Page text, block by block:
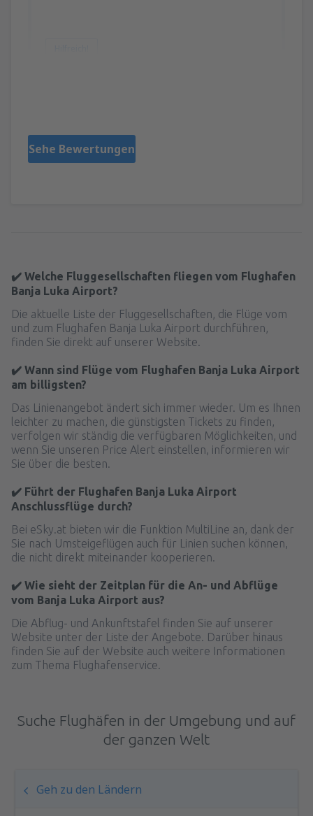
Sehe Bewertungen
✔️ Welche Fluggesellschaften fliegen vom Flughafen
Banja Luka Airport?
Die aktuelle Liste der Fluggesellschaften, die Flüge vom
und zum Flughafen Banja Luka Airport durchführen,
finden Sie direkt auf unserer Website.
✔️ Wann sind Flüge vom Flughafen Banja Luka Airport
am billigsten?
Das Linienangebot ändert sich immer wieder. Um es Ihnen
leichter zu machen, die günstigsten Tickets zu finden,
verfolgen wir ständig die verfügbaren Möglichkeiten, und
wenn Sie unseren Price Alert einstellen, informieren wir
Sie über die besten.
✔️ Führt der Flughafen Banja Luka Airport
Anschlussflüge durch?
Bei eSky.at bieten wir die Funktion MultiLine an, dank der
Sie nach Umsteigeflügen auch für Linien suchen können,
die nicht direkt miteinander kooperieren.
✔️ Wie sieht der Zeitplan für die An- und Abflüge
vom Banja Luka Airport aus?
Die Abflug- und Ankunftstafel finden Sie auf unserer
Website unter der Liste der Angebote. Darüber hinaus
finden Sie auf der Website auch weitere Informationen
zum Thema Flughafenservice.
Suche Flughäfen in der Umgebung und auf
der ganzen Welt
Geh zu den Ländern